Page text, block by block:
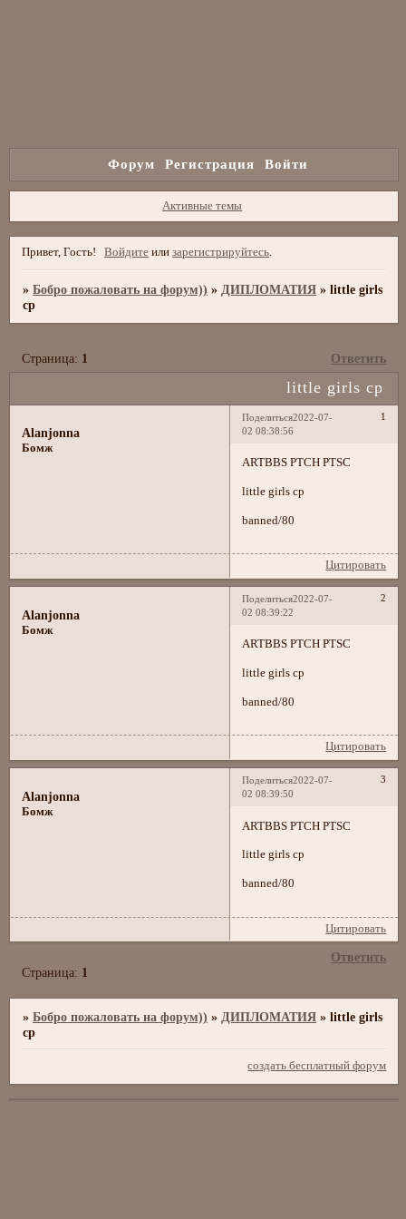
Форум Регистрация Войти
Активные темы
Привет, Гость! Войдите илизарегистрируйтесь
»Бобро пожаловать на форум)) » ДИПЛОМАТИЯ »little girls
cp
little girls cp
Страница: 1 Ответить
Поделиться 1
2022-07-
02 08:38:56
Alanjonna
Бомж
ARTBBS PTCH PTSC
little girls cp
banned/80
Цитировать
Поделиться 2
2022-07-
02 08:39:22
Alanjonna
Бомж
ARTBBS PTCH PTSC
little girls cp
banned/80
Цитировать
Поделиться 3
2022-07-
02 08:39:50
Alanjonna
Бомж
ARTBBS PTCH PTSC
little girls cp
banned/80
Цитировать
Ответить
Страница: 1
»Бобро пожаловать на форум)) » ДИПЛОМАТИЯ »little girls
cp
создать бесплатный форум